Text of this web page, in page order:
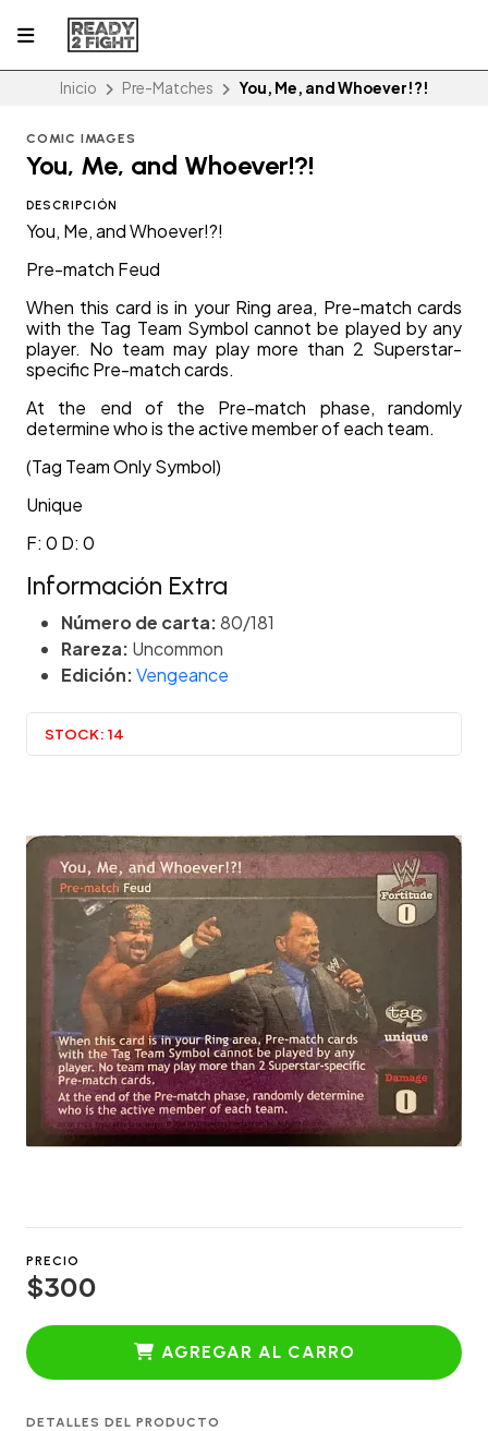
Inicio Pre-Matches You, Me, and Whoever!?!
COMIC IMAGES
You, Me, and Whoever!?!
DESCRIPCIÓN
You, Me, and Whoever!?!
Pre-match Feud
When this card is in your Ring area, Pre-match cards
with the Tag Team Symbol cannot be played by any
player. No team may play more than 2 Superstar-
specific Pre-match cards.
At the end of the Pre-match phase, randomly
determine who is the active member of each team.
(Tag Team Only Symbol)
Unique
F: 0 D: 0
Información Extra
Número de carta:80/181
Rareza: Uncommon
Edición:Vengeance
STOCK: 14
PRECIO
$300
AGREGAR AL CARRO
DETALLES DEL PRODUCTO